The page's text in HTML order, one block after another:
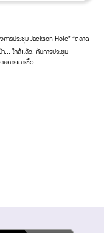
ารประชุม Jackson Hole" “ตลาด
า... ใกล้แล้ว! กับการประชุม
การเคาะซื้อ